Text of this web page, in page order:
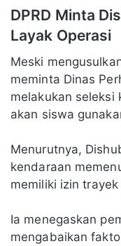
DPRD Minta
Layak Operasi
Meski
meminta Dinas
melakukan seleksi
akan siswa
Menurutnya,
kendaraan
memiliki izin
Ia menegaskan
mengabaikan